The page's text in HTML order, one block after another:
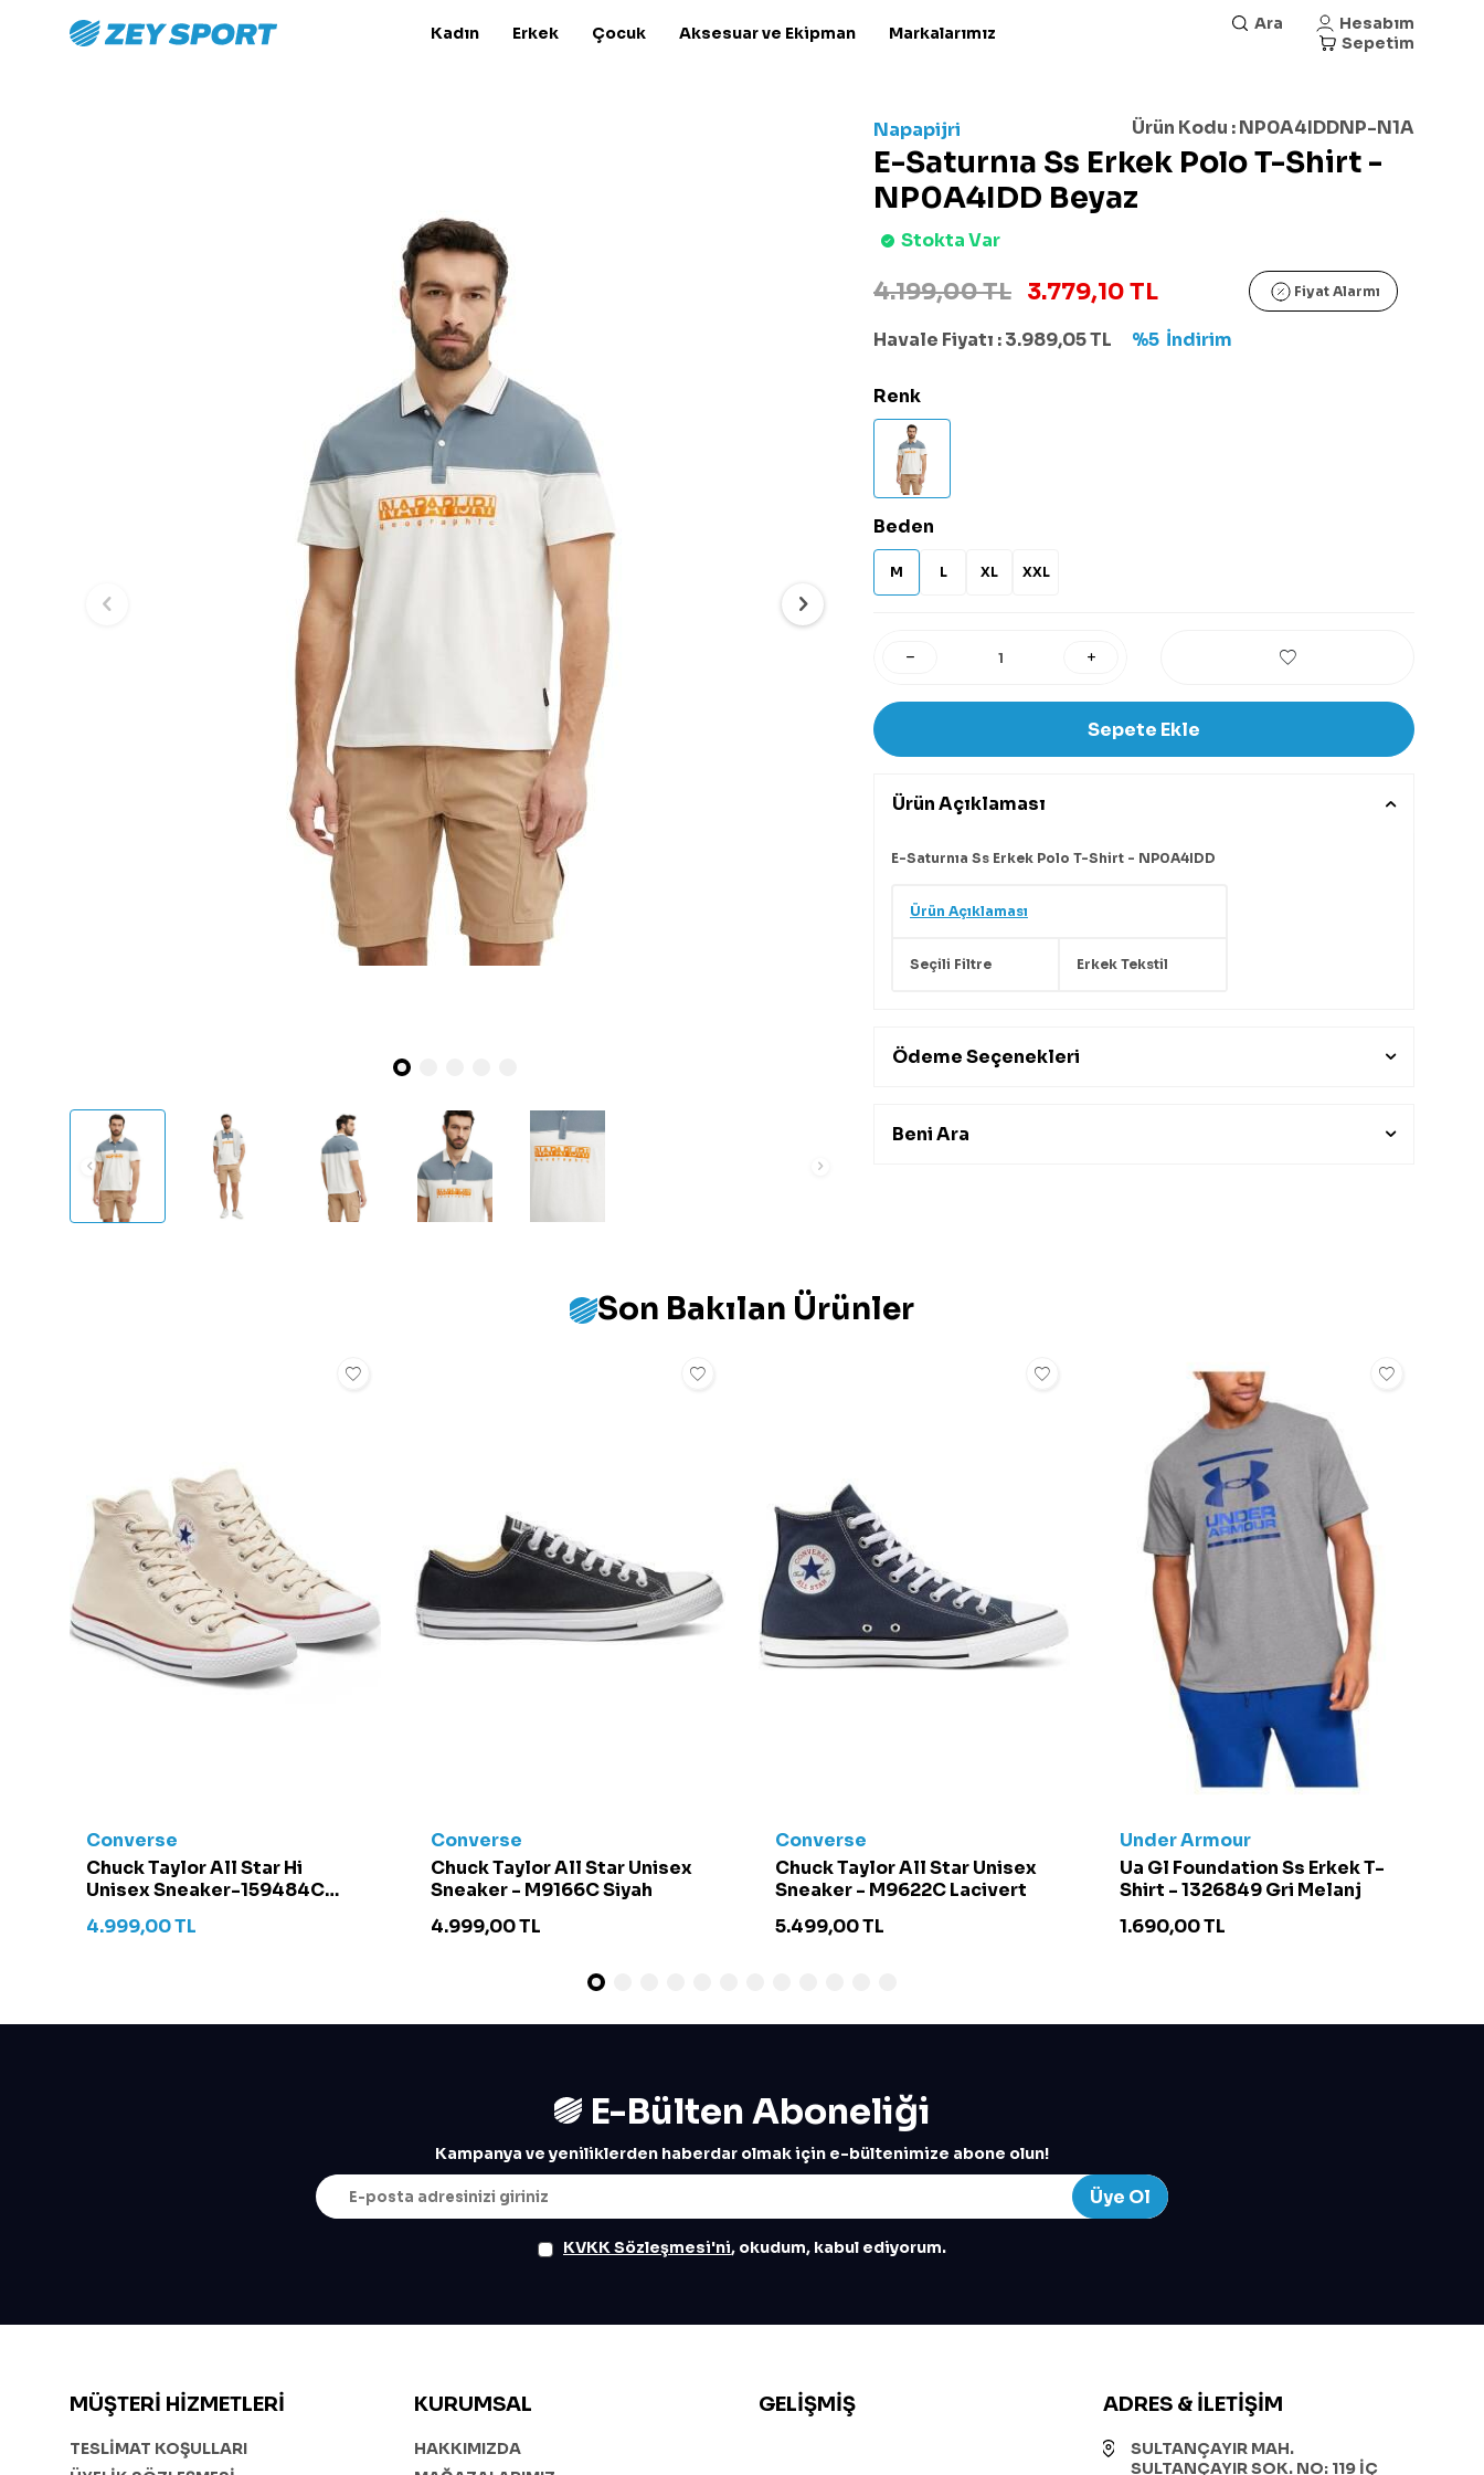
Kadın Erkek Çocuk Aksesuar ve Ekipman Markalarımız Ara
Hesabım
Sepetim
Napapijri Ürün Kodu :NP0A4IDDNP-N1A
E-Saturnıa Ss Erkek Polo T-Shirt -
NP0A4IDD Beyaz
Stokta Var
4.199,00 TL 3.779,10 TL Fiyat Alarmı
Havale Fiyatı :3.989,05TL %5 İndirim
Renk
Beden
M L XL XXL
Sepete Ekle
Ürün Açıklaması
E-Saturnıa Ss Erkek Polo T-Shirt - NP0A4IDD
Ürün Açıklaması
Seçili Filtre Erkek Tekstil
Ödeme Seçenekleri
Beni Ara
Son Bakılan Ürünler
Converse
Chuck Taylor All Star Hi
Unisex Sneaker-159484C
Krem
4.999,00TL
Converse
Chuck Taylor All Star Unisex
Sneaker - M9166C Siyah
4.999,00TL
Converse
Chuck Taylor All Star Unisex
Sneaker - M9622C Lacivert
5.499,00TL
Under Armour
Ua Gl Foundation Ss Erkek T-
Shirt - 1326849 Gri Melanj
1.690,00TL
E-Bülten Aboneliği
Kampanya ve yeniliklerden haberdar olmak için e-bültenimize abone olun!
Üye Ol
KVKK Sözleşmesi'ni, okudum, kabul ediyorum.
MÜŞTERI HIZMETLERI
TESLİMAT KOŞULLARI
KURUMSAL
HAKKIMIZDA
GELIŞMIŞ ADRES & İLETIŞIM
SULTANÇAYIR MAH.
SULTANÇAYIR SOK. NO: 119 İÇ